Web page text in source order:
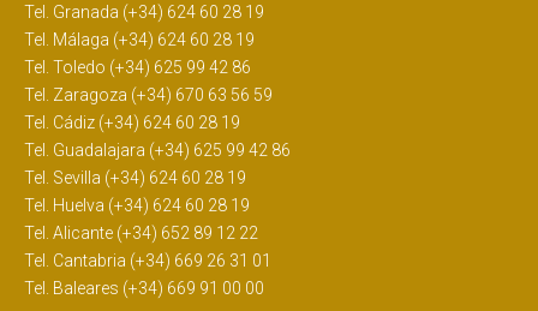
Tel. Granada (+34) 624 60 28 19
Tel. Málaga (+34) 624 60 28 19
Tel. Toledo (+34) 625 99 42 86
Tel. Zaragoza (+34) 670 63 56 59
Tel. Cádiz (+34) 624 60 28 19
Tel. Guadalajara (+34) 625 99 42 86
Tel. Sevilla (+34) 624 60 28 19
Tel. Huelva (+34) 624 60 28 19
Tel. Alicante (+34) 652 89 12 22
Tel. Cantabria (+34) 669 26 31 01
Tel. Baleares (+34) 669 91 00 00